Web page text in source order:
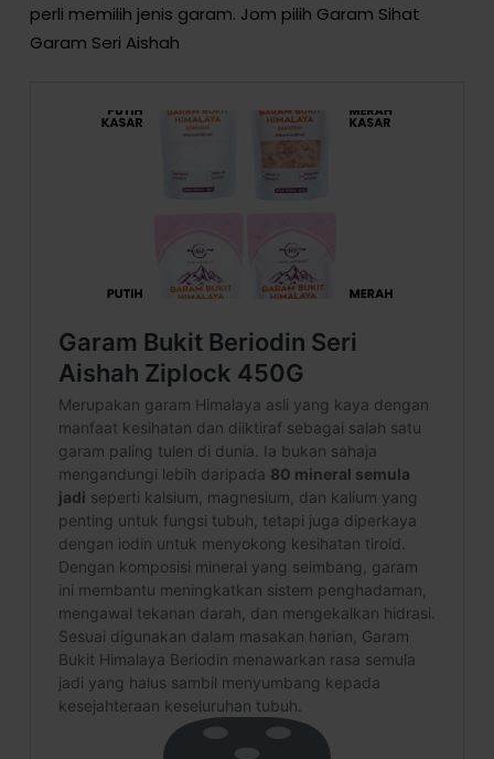
perli memilih jenis garam. Jom pilih Garam Sihat
Garam Seri Aishah